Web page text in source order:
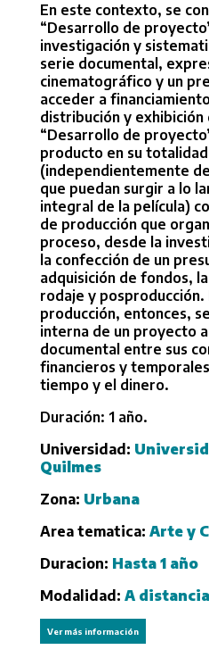
En este contexto, se
“Desarrollo de
investigación y
serie documental,
cinematográfico y un
acceder a
distribución y
“Desarrollo de
producto en su totalidad
(independientemente
que puedan surgir a lo
integral de la película)
de producción que
proceso, desde la
la confección de un
adquisición de fondos,
rodaje y posproducción.
producción, entonces,
interna de un proyecto
documental entre sus
financieros y
tiempo y el dinero.
Duración: 1 año.
Universidad:
Quilmes
Zona: Urbana
Area tematica: Arte y
Duracion: Hasta 1 año
Modalidad: A
Ver más información